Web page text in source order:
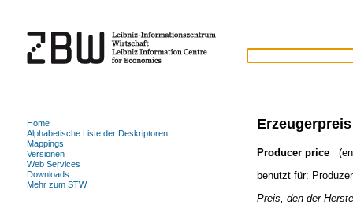
Erzeugerpreis
Producer price
benutzt für:
Preis, den der
Home
Alphabetische Liste der Deskriptoren
Mappings
Versionen
Web Services
Downloads
Mehr zum STW